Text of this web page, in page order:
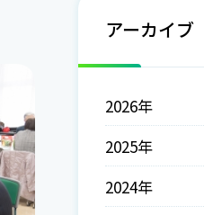
アーカイブ
2026年
2025年
2024年